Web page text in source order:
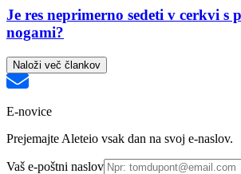
Je res neprimerno sedeti v cerkvi s
nogami?
Naloži več člankov
E-novice
Prejemajte Aleteio vsak dan na svoj e-naslov.
Vaš e-poštni naslov